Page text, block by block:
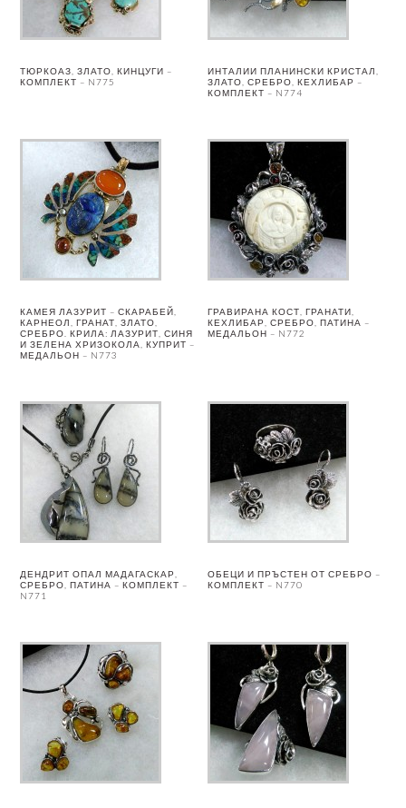
ТЮРКОАЗ, ЗЛАТО, КИНЦУГИ –
КОМПЛЕКТ – N775
ИНТАЛИИ ПЛАНИНСКИ КРИСТАЛ,
ЗЛАТО, СРЕБРО, КЕХЛИБАР –
КОМПЛЕКТ – N774
КАМЕЯ ЛАЗУРИТ – СКАРАБЕЙ,
КАРНЕОЛ, ГРАНАТ, ЗЛАТО,
СРЕБРО. КРИЛА: ЛАЗУРИТ, СИНЯ
И ЗЕЛЕНА ХРИЗОКОЛА, КУПРИТ –
МЕДАЛЬОН – N773
ГРАВИРАНА КОСТ, ГРАНАТИ,
КЕХЛИБАР, СРЕБРО, ПАТИНА –
МЕДАЛЬОН – N772
ДЕНДРИТ ОПАЛ МАДАГАСКАР,
СРЕБРО, ПАТИНА – КОМПЛЕКТ –
N771
ОБЕЦИ И ПРЪСТЕН ОТ СРЕБРО –
КОМПЛЕКТ – N770